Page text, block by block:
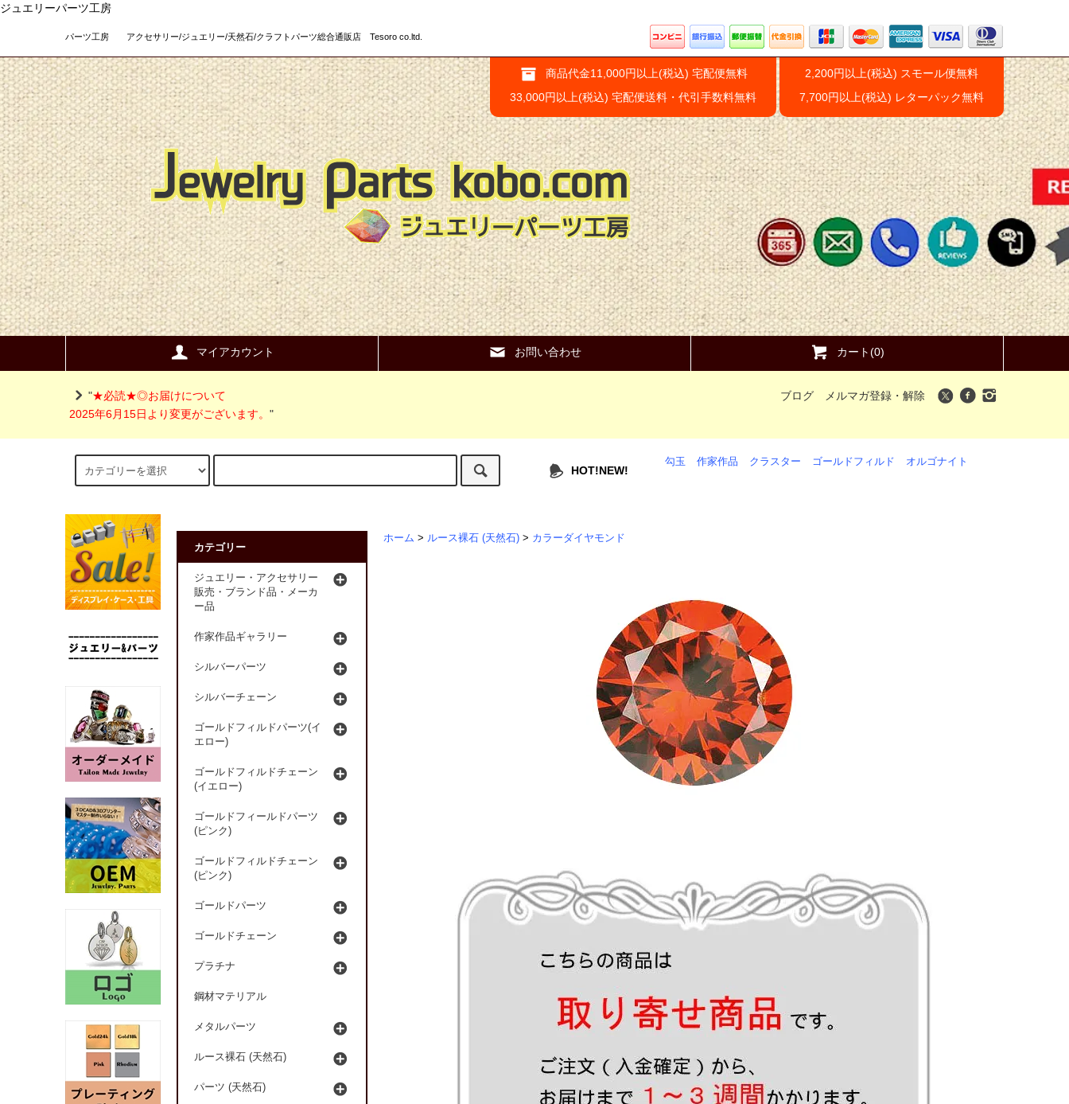
ジュエリーパーツ工房
パーツ工房 アクセサリー/ジュエリー/天然石/クラフトパーツ総合通販店 Tesoro co.ltd.
商品代金11,000円以上(税込) 宅配便無料
33,000円以上(税込) 宅配便送料・代引手数料無料
2,200円以上(税込) スモール便無料
7,700円以上(税込) レターパック無料
マイアカウント お問い合わせ カート(0)
"★必読★◎お届けについて
2025年6月15日より変更がございます。 "
ブログ メルマガ登録・解除
HOT!NEW!
勾玉 作家作品 クラスター ゴールドフィルド オルゴナイト
ホーム > ルース裸石 (天然石) > カラーダイヤモンド
カテゴリー
ジュエリー・アクセサリー
販売・ブランド品・メーカ
ー品
作家作品ギャラリー
シルバーパーツ
シルバーチェーン
ゴールドフィルドパーツ(イ
エロー)
ゴールドフィルドチェーン
(イエロー)
ゴールドフィールドパーツ
(ピンク)
ゴールドフィルドチェーン
(ピンク)
ゴールドパーツ
ゴールドチェーン
プラチナ
鋼材マテリアル
メタルパーツ
ルース裸石 (天然石)
パーツ (天然石)